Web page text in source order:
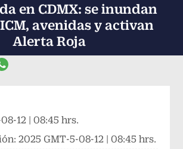
en CDMX: se inundan
avenidas y activan
Alerta Roja
actual mediante Email
artículo actual mediante Facebook
el artículo actual mediante Twitter
el artículo actual mediante
12 | 08:45 hrs.
2025 GMT-5-08-12 | 08:45 hrs.